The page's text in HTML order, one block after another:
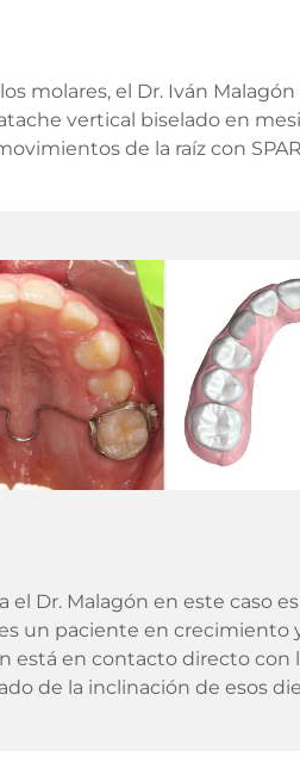
molares, el Dr. Iván
vertical biselado en
de la raíz con
Dr. Malagón en este caso
un paciente en crecimiento
en contacto directo con
de la inclinación de esos